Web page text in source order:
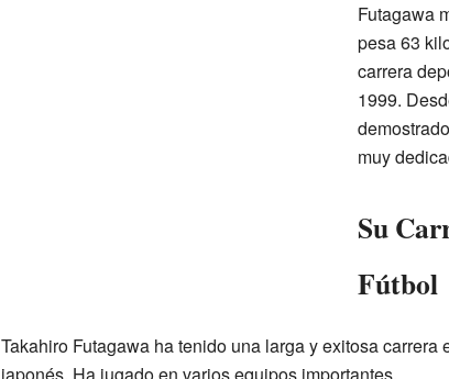
Futagawa
pesa 63
carrera
1999.
muy
Su
Fútbol
Takahiro Futagawa ha tenido una larga y exitosa carrera